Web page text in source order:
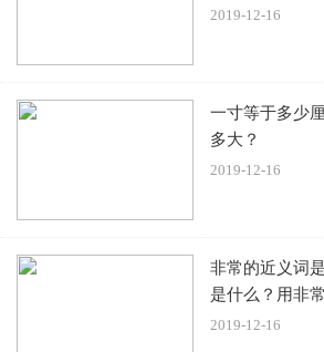
证和本人去营业厅补办即可。
2019-12-16
一寸等于多少
多大？
2019-12-16
非常的近义词
是什么？用非
2019-12-16